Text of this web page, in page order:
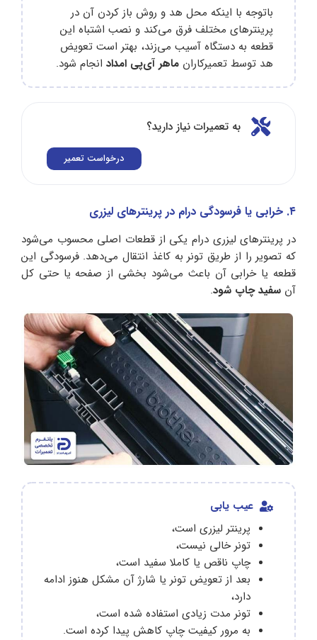
باتوجه با اینکه محل هد و روش باز کردن آن در
پرینترهای مختلف فرق می‌کند و نصب اشتباه این
قطعه به دستگاه آسیب می‌زند، بهتر است تعویض
هد توسط تعمیرکاران ماهر آی‌پی امداد انجام شود.
به تعمیرات نیاز دارید؟
درخواست تعمیر
۴. خرابی یا فرسودگی درام در پرینترهای لیزری
در پرینترهای لیزری درام یکی از قطعات اصلی محسوب می‌شود
که تصویر را از طریق تونر به کاغذ انتقال می‌دهد. فرسودگی این
قطعه یا خرابی آن باعث می‌شود بخشی از صفحه یا حتی کل
آن سفید چاپ شود.
عیب یابی
پرینتر لیزری است،
تونر خالی نیست،
چاپ ناقص یا کاملا سفید است،
بعد از تعویض تونر یا شارژ آن مشکل هنوز ادامه
دارد،
تونر مدت زیادی استفاده شده است،
به مرور کیفیت چاپ کاهش پیدا کرده است.